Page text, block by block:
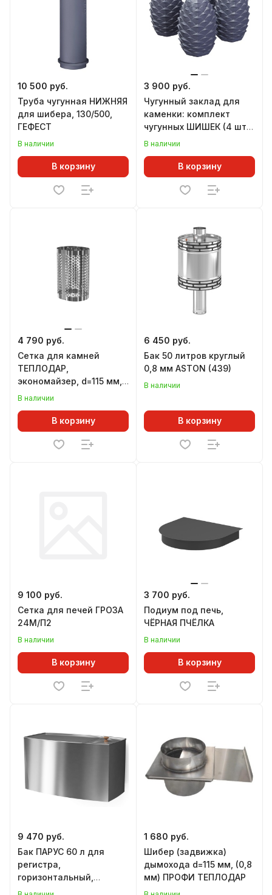
10 500 руб.
Труба чугунная НИЖНЯЯ
для шибера, 130/500,
ГЕФЕСТ
В наличии
В корзину
3 900 руб.
Чугунный заклад для
каменки: комплект
чугунных ШИШЕК (4 шт),
ГЕФЕСТ
В наличии
В корзину
4 790 руб.
Сетка для камней
ТЕПЛОДАР,
экономайзер, d=115 мм,
L=450 мм
В наличии
В корзину
6 450 руб.
Бак 50 литров круглый
0,8 мм ASTON (439)
В наличии
В корзину
9 100 руб.
Сетка для печей ГРОЗА
24М/П2
В наличии
В корзину
3 700 руб.
Подиум под печь,
ЧЁРНАЯ ПЧЁЛКА
В наличии
В корзину
9 470 руб.
Бак ПАРУС 60 л для
регистра,
горизонтальный,
ТЕПЛОДАР
1 680 руб.
Шибер (задвижка)
дымохода d=115 мм, (0,8
мм) ПРОФИ ТЕПЛОДАР